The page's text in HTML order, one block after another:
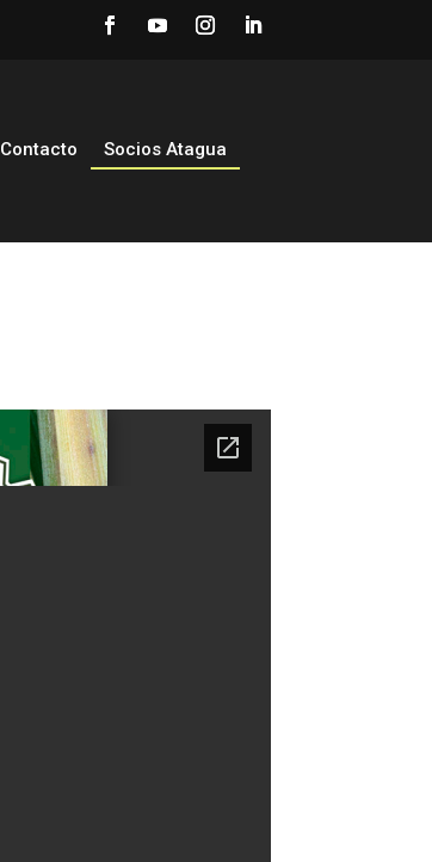
Contacto Socios Atagua